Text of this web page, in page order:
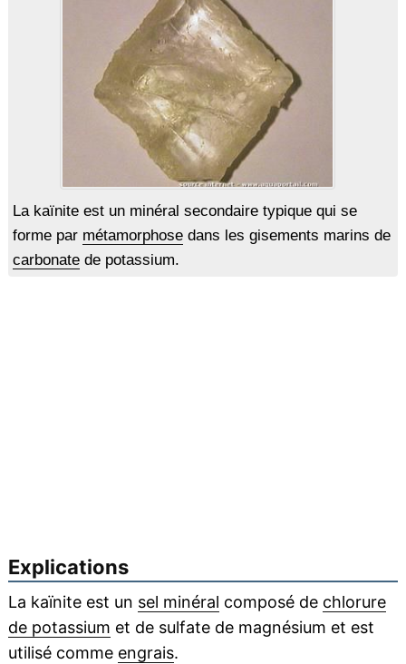
La kaïnite est un minéral secondaire typique qui se
forme par métamorphosedans les gisements marins de
carbonatede potassium.
Explications
La kaïnite est un sel minéral composé de chlorure
de potassium et de sulfate de magnésium et est
utilisé comme engrais.